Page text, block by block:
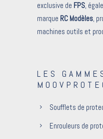
exclusive de FPS,
marque RC Modèles,
machines outils et
LES
Soufflets de
Enrouleurs de